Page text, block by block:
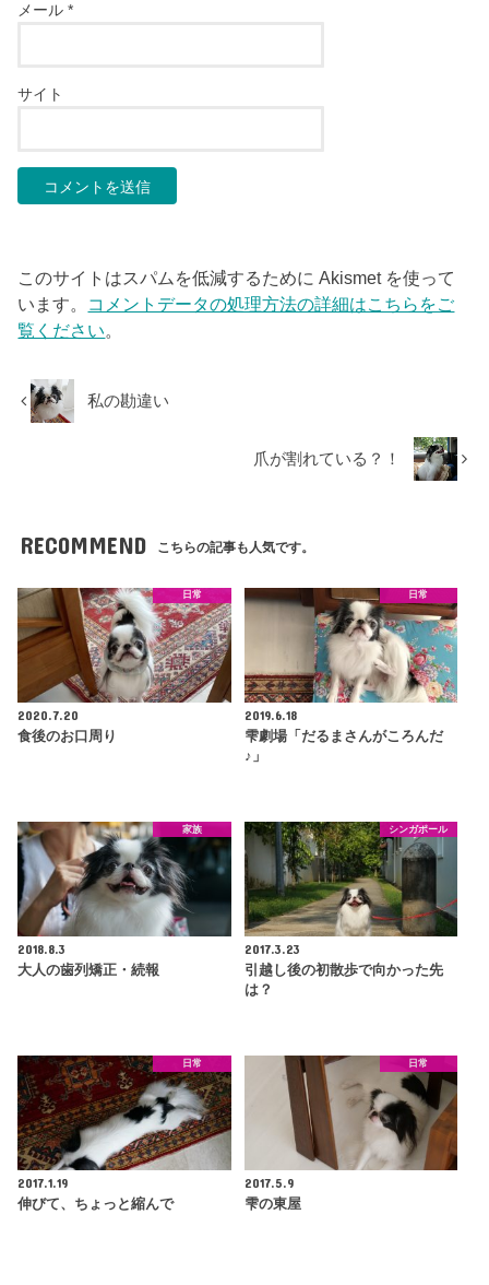
メール*
サイト
このサイトはスパムを低減するために Akismet を使って
います。 コメントデータの処理方法の詳細はこちらをご
覧ください。
私の勘違い
爪が割れている？！
RECOMMEND こちらの記事も人気です。
日常
2020.7.20
食後のお口周り
日常
2019.6.18
雫劇場「だるまさんがころんだ
♪」
家族
2018.8.3
大人の歯列矯正・続報
シンガポール
2017.3.23
引越し後の初散歩で向かった先
は？
日常
2017.1.19
伸びて、ちょっと縮んで
日常
2017.5.9
雫の東屋